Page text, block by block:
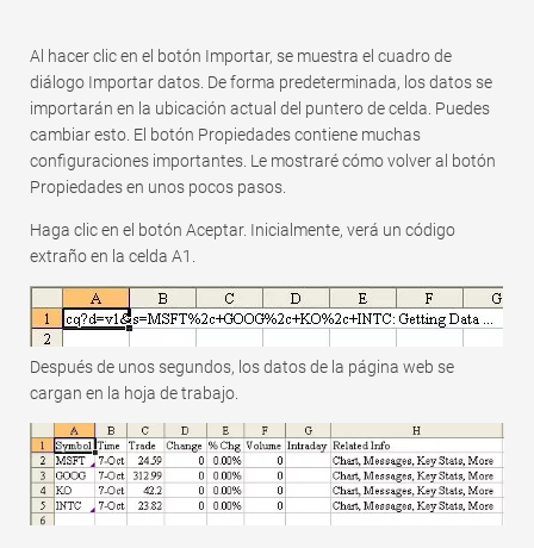
Al hacer clic en el botón Importar, se muestra el cuadro de
diálogo Importar datos. De forma predeterminada, los datos se
importarán en la ubicación actual del puntero de celda. Puedes
cambiar esto. El botón Propiedades contiene muchas
configuraciones importantes. Le mostraré cómo volver al botón
Propiedades en unos pocos pasos.
Haga clic en el botón Aceptar. Inicialmente, verá un código
extraño en la celda A1.
Después de unos segundos, los datos de la página web se
cargan en la hoja de trabajo.